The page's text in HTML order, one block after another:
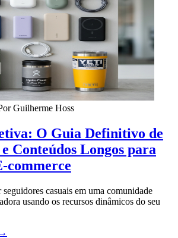
Guilherme Hoss
O Guia Definitivo de
Conteúdos Longos para
commerce
casuais em uma comunidade
usando os recursos dinâmicos do seu